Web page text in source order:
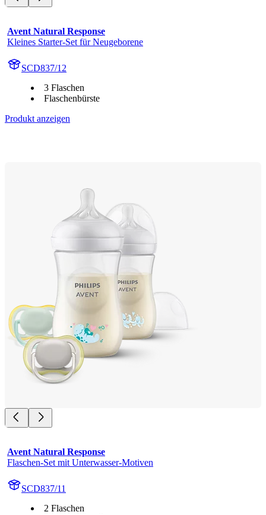
Avent Natural Response
Kleines Starter-Set für Neugeborene
SCD837/12
3 Flaschen
Flaschenbürste
Produkt anzeigen
Avent Natural Response
Flaschen-Set mit Unterwasser-Motiven
SCD837/11
2 Flaschen